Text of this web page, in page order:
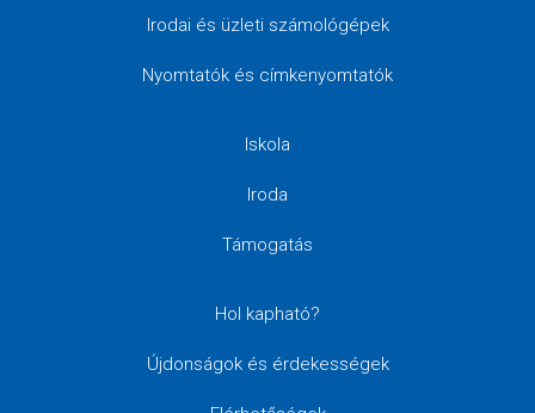
Irodai és üzleti számológépek
Nyomtatók és címkenyomtatók
Iskola
Iroda
Támogatás
Hol kapható?
Újdonságok és érdekességek